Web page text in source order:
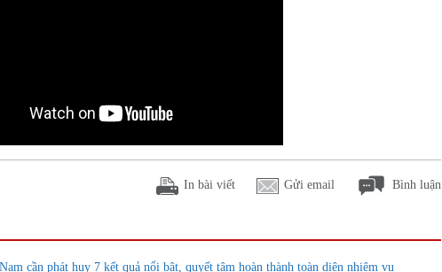
In bài viết Gửi email Bình luận
cần phát huy 7 kết quả nổi bật, quyết tâm hoàn thành toàn diện nhiệm vụ